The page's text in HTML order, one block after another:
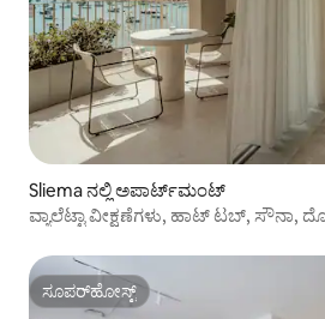
Sliema ನಲ್ಲಿ ಅಪಾರ್ಟ್‌ಮಂಟ್
ವ್ಯಾಲೆಟ್ಟಾ ವೀಕ್ಷಣೆಗಳು, ಹಾಟ್ ಟಬ್, ಸೌನಾ,
ಸೂಪರ್‌ಹೋಸ್ಟ್
ಸೂಪರ್‌ಹೋಸ್ಟ್